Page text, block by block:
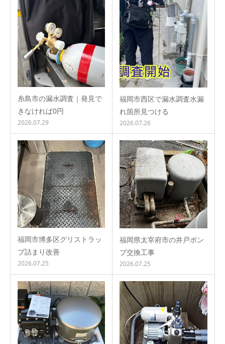
糸島市の漏水調査｜発見で
きなければ0円
2026.07.29
福岡市西区で漏水調査水漏
れ箇所見つける
2026.07.26
福岡市博多区グリストラッ
プ詰まり改善
2026.07.25
福岡県太宰府市の井戸ポン
プ交換工事
2026.07.25